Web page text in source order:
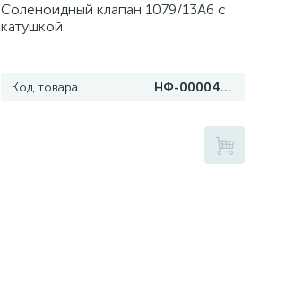
Соленоидный клапан 1079/13A6 с
катушкой
Код товара НФ-00004188